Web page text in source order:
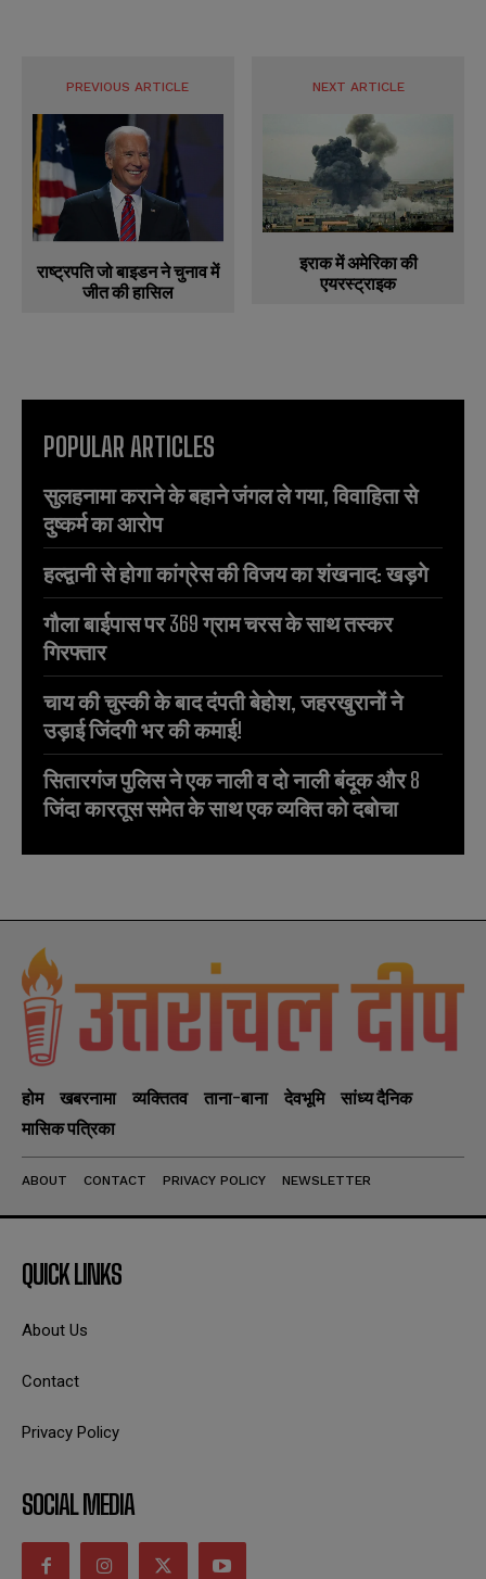
PREVIOUS ARTICLE
राष्ट्रपति जो बाइडन ने चुनाव में
जीत की हासिल
NEXT ARTICLE
इराक में अमेरिका की
एयरस्ट्राइक
POPULAR ARTICLES
सुलहनामा कराने के बहाने जंगल ले गया, विवाहिता से
दुष्कर्म का आरोप
हल्द्वानी से होगा कांग्रेस की विजय का शंखनाद: खड़गे
गौला बाईपास पर 369 ग्राम चरस के साथ तस्कर
गिरफ्तार
चाय की चुस्की के बाद दंपती बेहोश, जहरखुरानों ने
उड़ाई जिंदगी भर की कमाई!
सितारगंज पुलिस ने एक नाली व दो नाली बंदूक और 8
जिंदा कारतूस समेत के साथ एक व्यक्ति को दबोचा
होम खबरनामा व्यक्तितव ताना-बाना देवभूमि
सांध्य दैनिक
मासिक पत्रिका
ABOUT CONTACT PRIVACY POLICY NEWSLETTER
QUICK LINKS
About Us
Contact
Privacy Policy
SOCIAL MEDIA